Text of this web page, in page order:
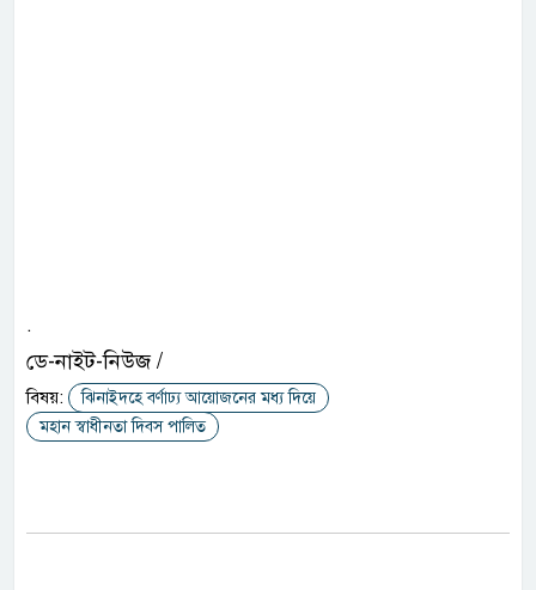
.
ডে-নাইট-নিউজ /
বিষয়:
ঝিনাইদহে বর্ণাঢ্য আয়োজনের মধ্য দিয়ে
মহান স্বাধীনতা দিবস পালিত